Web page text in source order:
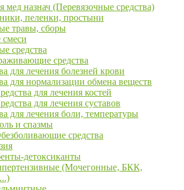
мед назнач (Перевязочные средства)
пеленки, простыни
травы, сборы
средства
средства
для лечения болезней крови
для нормализации обмена веществ
для лечения костей
для лечения суставов
для лечения боли, температуры
и спазмы
средства
детоксиканты
(Мочегонные, БКК,